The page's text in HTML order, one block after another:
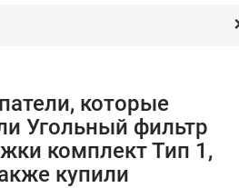
которые
Угольный фильтр
комплект Тип 1,
купили